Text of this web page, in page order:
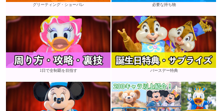
グリーティング・ショーパレ 必要な持ち物
1日で全制覇を目指す バースデー特典